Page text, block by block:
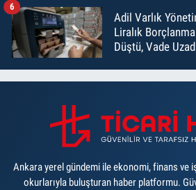
Adil Varlık
Liralık
Düştü, Vade
6
Ankara yerel gündemi ile ekonomi, finans ve
okurlarıyla buluşturan haber platformu.